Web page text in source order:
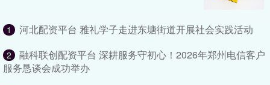
1 河北配资平台 雅礼学子走进东塘街道开展社会实践活动
2
融科联创配资平台 深耕服务守初心！2026年郑州电信客户
服务恳谈会成功举办